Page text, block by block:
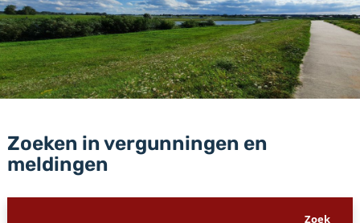
Zoeken in vergunningen en
meldingen